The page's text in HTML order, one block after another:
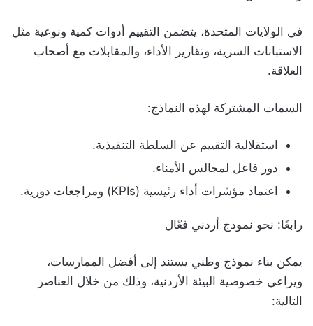
في الولايات المتحدة، يتضمن التقييم أدوات كمية ونوعية مثل
الاستبانات السرية، وتقارير الأداء، والمقابلات مع أصحاب
العلاقة.
السمات المشتركة لهذه النماذج:
استقلالية التقييم عن السلطة التنفيذية.
دور فاعل لمجالس الأمناء.
اعتماد مؤشرات أداء رئيسية (KPIs) ومراجعات دورية.
رابعًا: نحو نموذج أردني فعّال
يمكن بناء نموذج وطني يستند إلى أفضل الممارسات،
ويراعي خصوصية البيئة الأردنية، وذلك من خلال العناصر
التالية: